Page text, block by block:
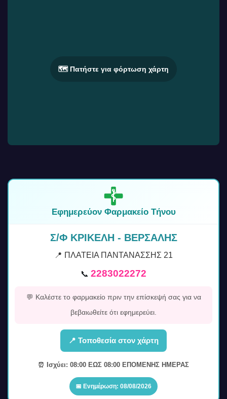
🗺️ Πατήστε για φόρτωση χάρτη
Εφημερεύον Φαρμακείο Τήνου
Σ/Φ ΚΡΙΚΕΛΗ - ΒΕΡΣΑΛΗΣ
📍 ΠΛΑΤΕΙΑ ΠΑΝΤΑΝΑΣΣΗΣ 21
📞 2283022272
💬 Καλέστε το φαρμακείο πριν την επίσκεψή σας για να
βεβαιωθείτε ότι εφημερεύει.
📍 Τοποθεσία στον χάρτη
⏰ Ισχύει: 08:00 ΕΩΣ 08:00 ΕΠΟΜΕΝΗΣ ΗΜΕΡΑΣ
📅 Ενημέρωση: 08/08/2026